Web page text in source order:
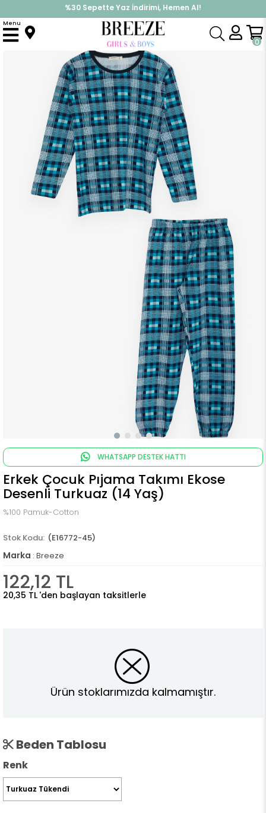
%30 Sepette Yaz İndirimi, Hemen Al!
İndirimlere ek %10 İndirimi Kap, Hemen Üye Ol!
0
Menu
Anasayfa Pijama & İç Giyim ERKEK Pijama Takımı
WHATSAPP DESTEK HATTI
Erkek Çocuk Pıjama Takımı Ekose
Desenli Turkuaz (14 Yaş)
%100 Pamuk-Cotton
(E16772-45)
Marka : Breeze
122,12 TL
20,35 TL 'den başlayan taksitlerle
Ürün stoklarımızda kalmamıştır.
Beden Tablosu
Renk